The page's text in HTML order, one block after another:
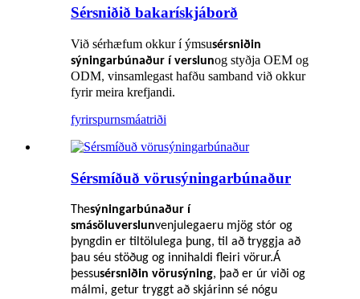
Sérsniðið bakarískjáborð
Við sérhæfum okkur í ýmsusérsniðin
sýningarbúnaður í verslunog styðja OEM og
ODM, vinsamlegast hafðu samband við okkur
fyrir meira krefjandi.
fyrirspurnsmáatriði
Sérsmíðuð vörusýningarbúnaður
Thesýningarbúnaður í
smásöluverslunvenjulegaeru mjög stór og
þyngdin er tiltölulega þung, til að tryggja að
þau séu stöðug og innihaldi fleiri vörur.Á
þessusérsniðin vörusýning, það er úr viði og
málmi, getur tryggt að skjárinn sé nógu